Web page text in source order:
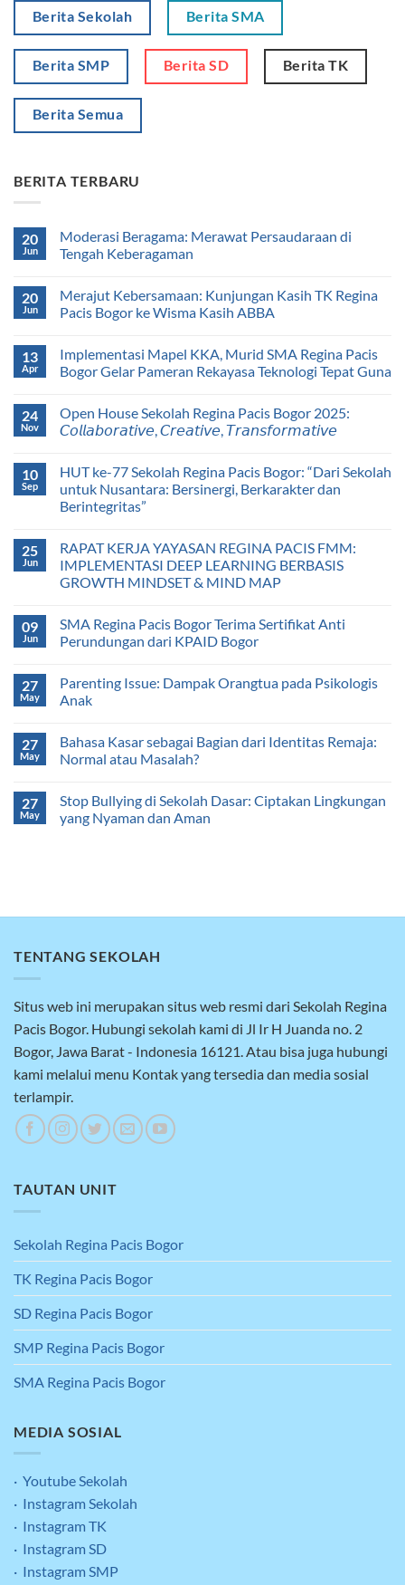
Berita Sekolah Berita SMA
Berita SMP Berita SD Berita TK
Berita Semua
BERITA TERBARU
20
Jun
Moderasi Beragama: Merawat Persaudaraan di
Tengah Keberagaman
20
Jun
Merajut Kebersamaan: Kunjungan Kasih TK Regina
Pacis Bogor ke Wisma Kasih ABBA
13
Apr
Implementasi Mapel KKA, Murid SMA Regina Pacis
Bogor Gelar Pameran Rekayasa Teknologi Tepat Guna
24
Nov
Open House Sekolah Regina Pacis Bogor 2025:
𝘊𝘰𝘭𝘭𝘢𝘣𝘰𝘳𝘢𝘵𝘪𝘷𝘦, 𝘊𝘳𝘦𝘢𝘵𝘪𝘷𝘦, 𝘛𝘳𝘢𝘯𝘴𝘧𝘰𝘳𝘮𝘢𝘵𝘪𝘷𝘦
10
Sep
HUT ke-77 Sekolah Regina Pacis Bogor: “Dari Sekolah
untuk Nusantara: Bersinergi, Berkarakter dan
Berintegritas”
25
Jun
RAPAT KERJA YAYASAN REGINA PACIS FMM:
IMPLEMENTASI DEEP LEARNING BERBASIS
GROWTH MINDSET & MIND MAP
09
Jun
SMA Regina Pacis Bogor Terima Sertifikat Anti
Perundungan dari KPAID Bogor
27
May
Parenting Issue: Dampak Orangtua pada Psikologis
Anak
27
May
Bahasa Kasar sebagai Bagian dari Identitas Remaja:
Normal atau Masalah?
27
May
Stop Bullying di Sekolah Dasar: Ciptakan Lingkungan
yang Nyaman dan Aman
TENTANG SEKOLAH
Situs web ini merupakan situs web resmi dari Sekolah Regina
Pacis Bogor. Hubungi sekolah kami di Jl Ir H Juanda no. 2
Bogor, Jawa Barat - Indonesia 16121. Atau bisa juga hubungi
kami melalui menu Kontak yang tersedia dan media sosial
terlampir.
TAUTAN UNIT
Sekolah Regina Pacis Bogor
TK Regina Pacis Bogor
SD Regina Pacis Bogor
SMP Regina Pacis Bogor
SMA Regina Pacis Bogor
MEDIA SOSIAL
· Youtube Sekolah
· Instagram Sekolah
· Instagram TK
· Instagram SD
· Instagram SMP